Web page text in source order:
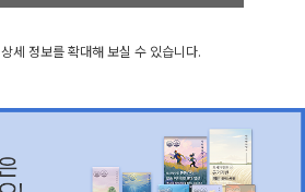
상세 정보를 확대해 보실 수 있습니다.